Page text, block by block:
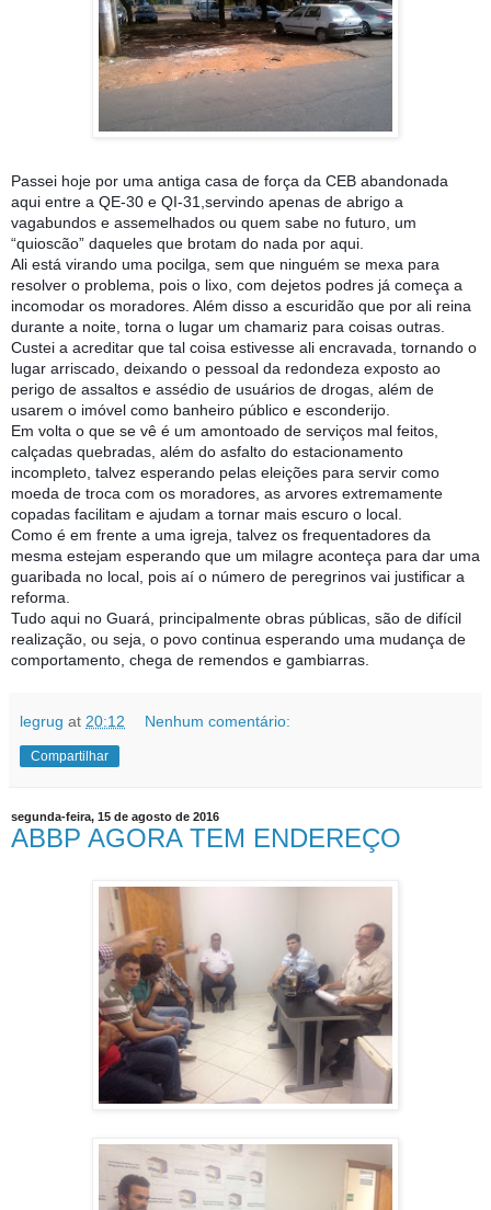
Passei hoje por uma antiga casa de força da CEB abandonada
aqui entre a QE-30 e QI-31,servindo apenas de abrigo a
vagabundos e assemelhados ou quem sabe no futuro, um
“quioscão” daqueles que brotam do nada por aqui.
Ali está virando uma pocilga, sem que ninguém se mexa para
resolver o problema, pois o lixo, com dejetos podres já começa a
incomodar os moradores. Além disso a escuridão que por ali reina
durante a noite, torna o lugar um chamariz para coisas outras.
Custei a acreditar que tal coisa estivesse ali encravada, tornando o
lugar arriscado, deixando o pessoal da redondeza exposto ao
perigo de assaltos e assédio de usuários de drogas, além de
usarem o imóvel como banheiro público e esconderijo.
Em volta o que se vê é um amontoado de serviços mal feitos,
calçadas quebradas, além do asfalto do estacionamento
incompleto, talvez esperando pelas eleições para servir como
moeda de troca com os moradores, as arvores extremamente
copadas facilitam e ajudam a tornar mais escuro o local.
Como é em frente a uma igreja, talvez os frequentadores da
mesma estejam esperando que um milagre aconteça para dar uma
guaribada no local, pois aí o número de peregrinos vai justificar a
reforma.
Tudo aqui no Guará, principalmente obras públicas, são de difícil
realização, ou seja, o povo continua esperando uma mudança de
comportamento, chega de remendos e gambiarras.
legrug at 20:12 Nenhum comentário:
Compartilhar
segunda-feira, 15 de agosto de 2016
ABBP AGORA TEM ENDEREÇO